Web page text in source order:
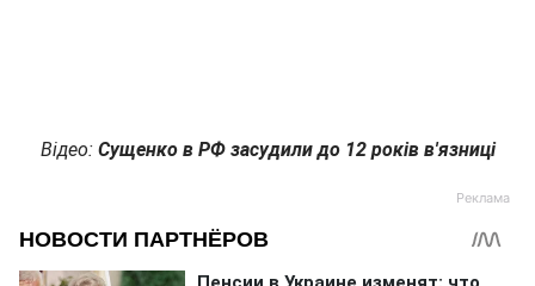
Відео: Сущенко в РФ засудили до 12 років в'язниці